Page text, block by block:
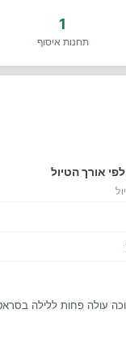
1
תחנות איסוף
אורך הטיול
עולה פחות ללילה